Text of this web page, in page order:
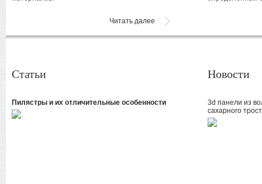
Читать далее
Статьи
Пилястры и их отличительные особенности
Новости
3d панели из
сахарного